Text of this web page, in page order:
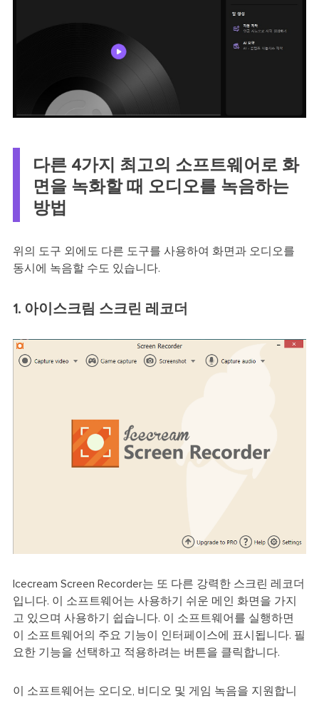
다른 4가지 최고의 소프트웨어로 화
면을 녹화할 때 오디오를 녹음하는
방법
위의 도구 외에도 다른 도구를 사용하여 화면과 오디오를
동시에 녹음할 수도 있습니다.
1. 아이스크림 스크린 레코더
Icecream Screen Recorder는 또 다른 강력한 스크린 레코더
입니다. 이 소프트웨어는 사용하기 쉬운 메인 화면을 가지
고 있으며 사용하기 쉽습니다. 이 소프트웨어를 실행하면
이 소프트웨어의 주요 기능이 인터페이스에 표시됩니다. 필
요한 기능을 선택하고 적용하려는 버튼을 클릭합니다.
이 소프트웨어는 오디오, 비디오 및 게임 녹음을 지원합니